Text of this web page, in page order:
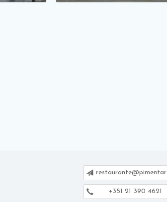
restaurante@pimentarosa.pt
+351 21 390 4621